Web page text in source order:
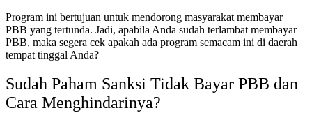
Program ini bertujuan untuk mendorong masyarakat membayar
PBB yang tertunda. Jadi, apabila Anda sudah terlambat membayar
PBB, maka segera cek apakah ada program semacam ini di daerah
tempat tinggal Anda?
Sudah Paham Sanksi Tidak Bayar PBB dan
Cara Menghindarinya?